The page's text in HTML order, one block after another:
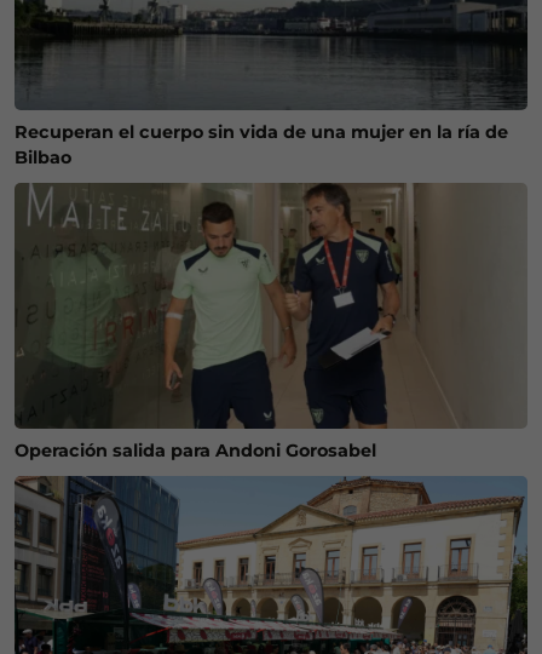
Recuperan el cuerpo sin vida de una mujer en la ría de
Bilbao
Operación salida para Andoni Gorosabel